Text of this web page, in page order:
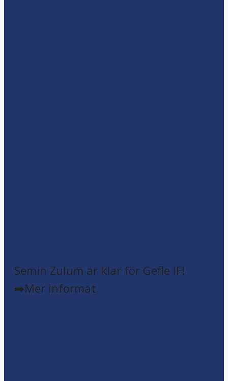
Semin Zulum är klar för Gefle IF!
➡️Mer informat